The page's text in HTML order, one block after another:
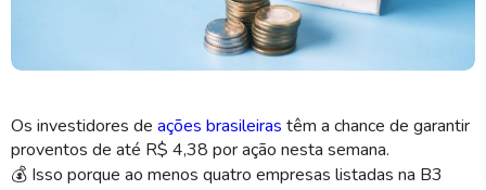
Os investidores de ações brasileiras têm a chance de garantir
proventos de até R$ 4,38 por ação nesta semana.
💰 Isso porque ao menos quatro empresas listadas na B3